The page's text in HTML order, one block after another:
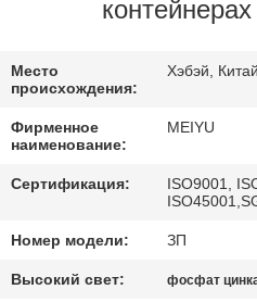
ЗАВОДУ
КОНТРОЛЬ
КАЧЕСТВА
СВЯЖИТЕСЬ
НАМИ
Место
происхождения:
Хэбэй, Китай
Фирменное
наименование:
MEIYU
Сертификация:
ISO9001,
Номер модели: ЗП
Высокий свет: фосфат